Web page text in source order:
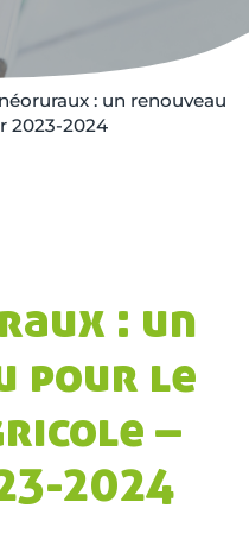
: un renouveau
2023-2024
: un
pour le
–
2024